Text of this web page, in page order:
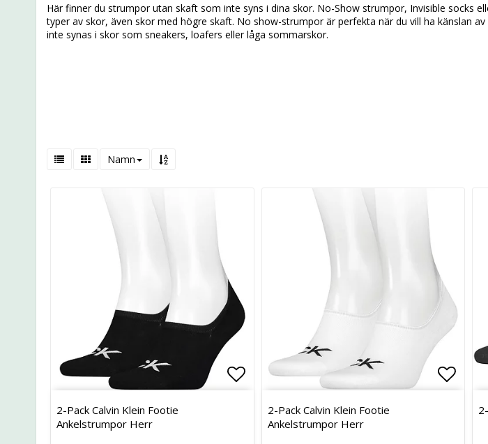
Här finner du strumpor utan skaft som inte syns i dina skor. No-Show strumpor, Invisible socks
typer av skor, även skor med högre skaft. No show-strumpor är perfekta när du vill ha känslan
inte synas i skor som sneakers, loafers eller låga sommarskor.
Namn
Lägg till i favoritlistan
2-Pack Calvin Klein Footie
Ankelstrumpor Herr
2-Pack Calvin Klein Footie
Ankelstrumpor Herr